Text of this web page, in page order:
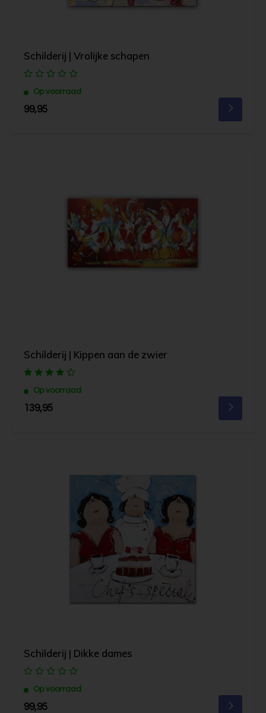
Schilderij | Vrolijke schapen
Op voorraad
99,95
Schilderij | Kippen aan de zwier
Op voorraad
139,95
Schilderij | Dikke dames
Op voorraad
99,95